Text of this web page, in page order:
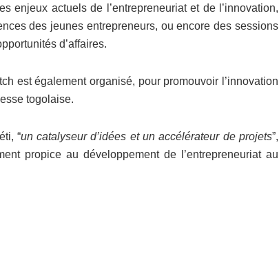
enjeux actuels de l’entrepreneuriat et de l’innovation,
des jeunes entrepreneurs, ou encore des sessions
d’affaires.
est également organisé, pour promouvoir l’innovation
togolaise.
“un catalyseur d’idées et un accélérateur de projets”,
propice au développement de l’entrepreneuriat au